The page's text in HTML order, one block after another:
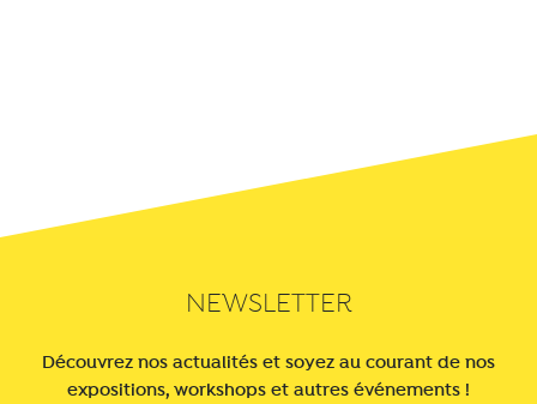
NEWSLETTER
Découvrez nos actualités et soyez au courant de nos
expositions, workshops et autres événements !